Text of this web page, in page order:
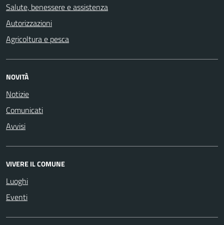
Salute, benessere e assistenza
Autorizzazioni
Agricoltura e pesca
NOVITÀ
Notizie
Comunicati
Avvisi
VIVERE IL COMUNE
Luoghi
Eventi